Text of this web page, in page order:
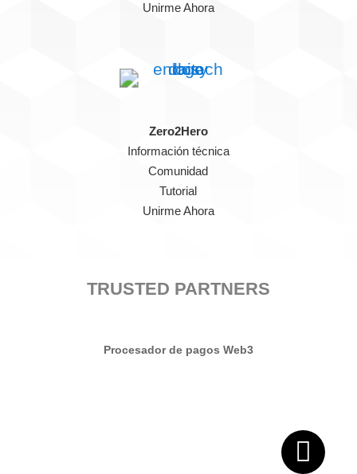
Unirme Ahora
Zero2Hero
Información técnica
Comunidad
Tutorial
Unirme Ahora
TRUSTED PARTNERS
Procesador de pagos Web3